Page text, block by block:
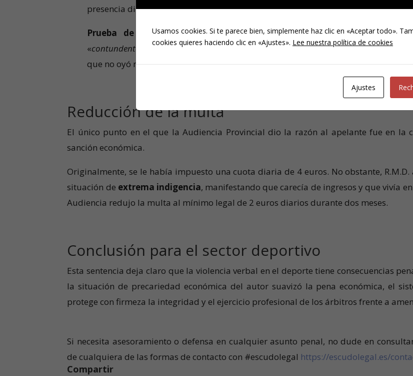
presencia directamente.
Prueba de cargo suficiente:La declaración de la denunciante fue
«contundente
». Además, aunque el presidente del club del R.M.D. intentó
que no oyó nada, sí confirmó que existió un altercado físico que obligó a
Reducción de la multa
El único punto en el que la Audiencia Provincial dio la razón al apelante fue en la
sanción económica.
Originalmente, se le había impuesto una cuota diaria de 4 euros. No obstante, R.M.D.
situación de extrema indigencia, manifestando que carecía de ingresos y que vivía en
Audiencia redujo la multa al mínimo legal de 2 euros diarios durante dos meses.
Conclusión para el sector deportivo
Esta sentencia deja claro que la violencia verbal en el deporte tiene consecuencias
la situación de precariedad económica del autor suavizó la pena económica, el
protege con firmeza la integridad y el ejercicio profesional de los árbitros frente a
Si necesita asesoramiento o defensa en cualquier asunto penal, no dude en
de cualquiera de las formas de contacto con #escudolegal https://escudolegal.es/
Compartir
Usamos cookies. Si te parece bien, simplemente haz clic en «Aceptar todo».
cookies quieres haciendo clic en «Ajustes». Lee nuestra política de cookies
Ajustes